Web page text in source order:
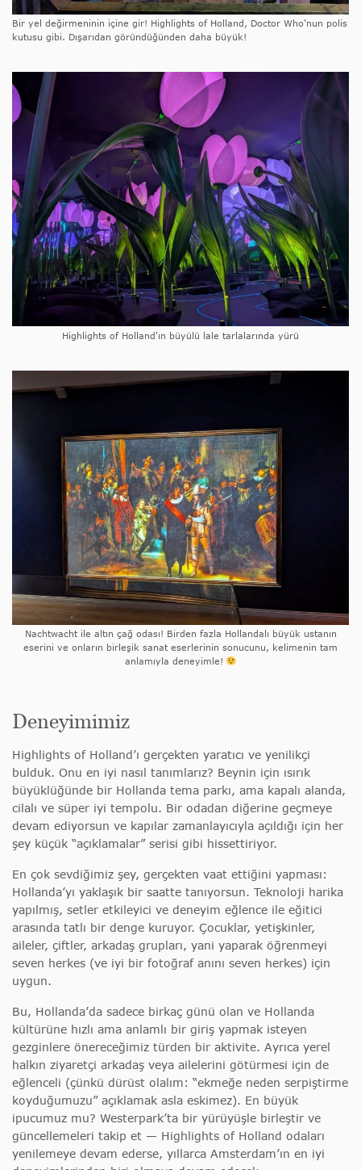
Bir yel değirmeninin içine gir! Highlights of Holland, Doctor Who'nun polis
kutusu gibi. Dışarıdan göründüğünden daha büyük!
Highlights of Holland'ın büyülü lale tarlalarında yürü
Nachtwacht ile altın çağ odası! Birden fazla Hollandalı büyük ustanın
eserini ve onların birleşik sanat eserlerinin sonucunu, kelimenin tam
anlamıyla deneyimle!
Deneyimimiz
Highlights of Holland’ı gerçekten yaratıcı ve yenilikçi
bulduk. Onu en iyi nasıl tanımlarız? Beynin için ısırık
büyüklüğünde bir Hollanda tema parkı, ama kapalı alanda,
cilalı ve süper iyi tempolu. Bir odadan diğerine geçmeye
devam ediyorsun ve kapılar zamanlayıcıyla açıldığı için her
şey küçük “açıklamalar” serisi gibi hissettiriyor.
En çok sevdiğimiz şey, gerçekten vaat ettiğini yapması:
Hollanda’yı yaklaşık bir saatte tanıyorsun. Teknoloji harika
yapılmış, setler etkileyici ve deneyim eğlence ile eğitici
arasında tatlı bir denge kuruyor. Çocuklar, yetişkinler,
aileler, çiftler, arkadaş grupları, yani yaparak öğrenmeyi
seven herkes (ve iyi bir fotoğraf anını seven herkes) için
uygun.
Bu, Hollanda’da sadece birkaç günü olan ve Hollanda
kültürüne hızlı ama anlamlı bir giriş yapmak isteyen
gezginlere önereceğimiz türden bir aktivite. Ayrıca yerel
halkın ziyaretçi arkadaş veya ailelerini götürmesi için de
eğlenceli (çünkü dürüst olalım: “ekmeğe neden serpiştirme
koyduğumuzu” açıklamak asla eskimez). En büyük
ipucumuz mu? Westerpark’ta bir yürüyüşle birleştir ve
güncellemeleri takip et — Highlights of Holland odaları
yenilemeye devam ederse, yıllarca Amsterdam’ın en iyi